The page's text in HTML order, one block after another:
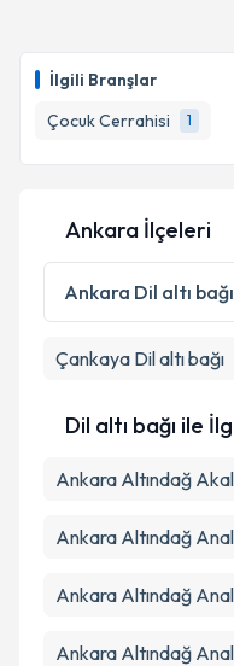
İlgili Branşlar
Çocuk Cerrahisi
1
takvim
E-posta Adresiniz
Kişisel
Metni
'ni
kapsamda
Ankara İlçeleri
Ankara Dil altı bağı
Çankaya Dil altı bağı
Dil altı bağı ile
Ankara Altındağ
Ankara Altındağ
Ankara Altındağ
Ankara Altındağ